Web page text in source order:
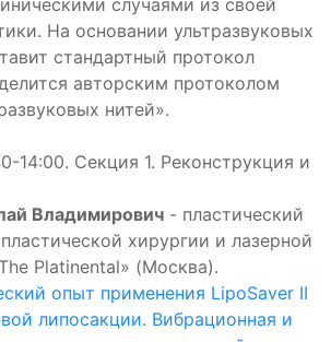
случаями из своей
На основании ультразвуковых
стандартный протокол
авторским протоколом
нитей».
14:00. Секция 1. Реконструкция и
Владимирович - пластический
хирургии и лазерной
Platinental» (Москва).
опыт применения LipoSaver II
липосакции. Вибрационная и